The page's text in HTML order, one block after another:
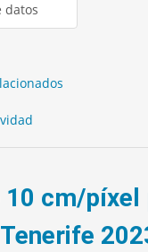
datos
cm/píxel